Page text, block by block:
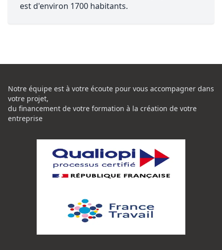
est d'environ 1700 habitants.
Notre équipe est à votre écoute pour vous accompagner dans
votre projet,
du financement de votre formation à la création de votre
entreprise